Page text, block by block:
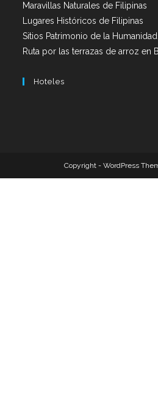
Maravillas Naturales de Filipinas
Lugares Históricos de Filipinas
Sitios Patrimonio de la
Ruta por las terrazas de arroz en
Hoteles
Copyright - WordPress